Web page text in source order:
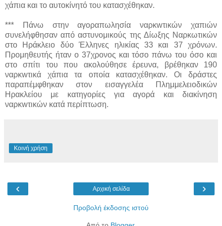
χάπια και το αυτοκίνητό του κατασχέθηκαν.
*** Πάνω στην αγοραπωλησία ναρκwτικών χαπιών
συνελήφθησαν από αστυνομικούς της Δίωξης Ναρκωτικών
στο Ηράκλειο δύο Έλληνες ηλικίας 33 και 37 χρόνων.
Προμηθευτής ήταν ο 37χρονος και τόσο πάνω του όσο και
στο σπίτι του που ακολούθησε έρευνα, βρέθηκαν 190
ναρκwτικά χάπια τα οποία κατασχέθηκαν. Οι δράστες
παραπέμφθηκαν στον εισαγγελέα Πλημμελειοδικών
Ηρακλείου με κατηγορίες για αγορά και διακίνηση
ναρκwτικών κατά περίπτωση.
Κοινή χρήση
‹ ›
Αρχική σελίδα
Προβολή έκδοσης ιστού